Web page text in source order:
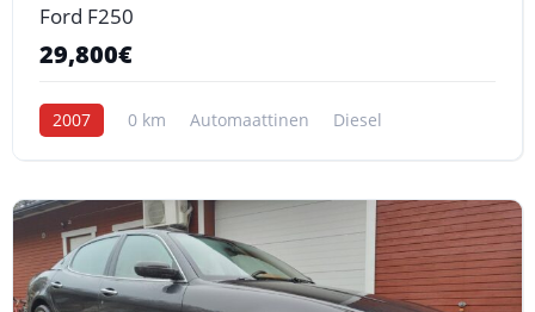
Ford F250
29,800€
2007 0 km Automaattinen Diesel